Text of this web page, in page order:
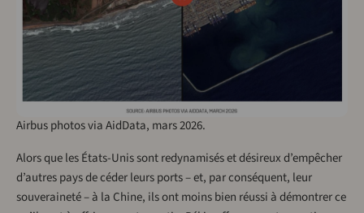
Airbus photos via AidData, mars 2026.
Alors que les États-Unis sont redynamisés et désireux d’empêcher
d’autres pays de céder leurs ports – et, par conséquent, leur
souveraineté – à la Chine, ils ont moins bien réussi à démontrer ce